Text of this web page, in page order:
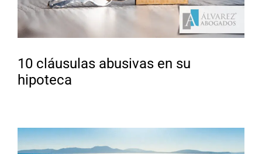
10 cláusulas abusivas en su
hipoteca